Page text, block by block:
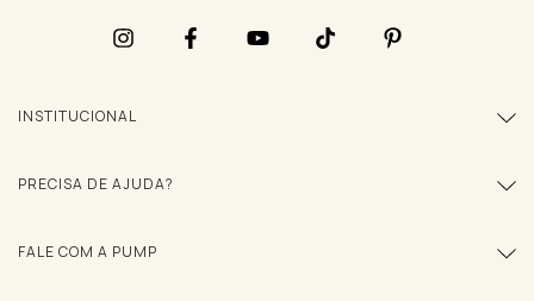
INSTITUCIONAL
PRECISA DE AJUDA?
FALE COM A PUMP